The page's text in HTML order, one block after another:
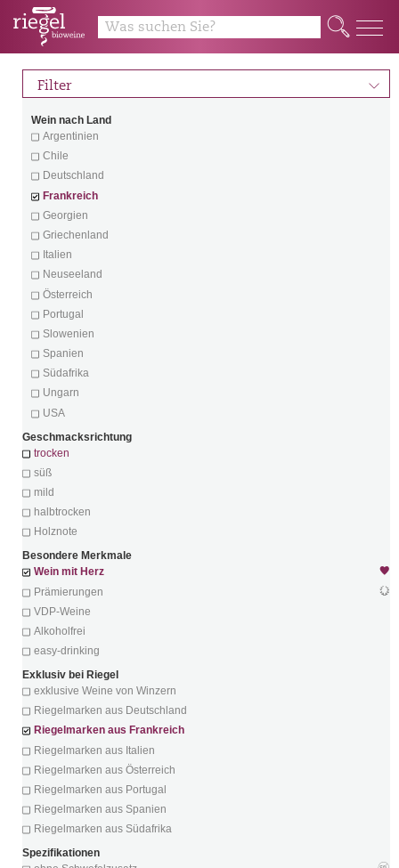
Q
Filter d
Wein nach Land
Argentinien
Chile
Deutschland
Frankreich
Georgien
Griechenland
Italien
Neuseeland
Österreich
Portugal
Slowenien
Spanien
Südafrika
Ungarn
USA
Geschmacksrichtung
trocken
süß
mild
halbtrocken
Holznote
Besondere Merkmale
Wein mit Herz
Prämierungen
VDP-Weine
Alkoholfrei
easy-drinking
Exklusiv bei Riegel
exklusive Weine von Winzern
Riegelmarken aus Deutschland
Riegelmarken aus Frankreich
Riegelmarken aus Italien
Riegelmarken aus Österreich
Riegelmarken aus Portugal
Riegelmarken aus Spanien
Riegelmarken aus Südafrika
Spezifikationen